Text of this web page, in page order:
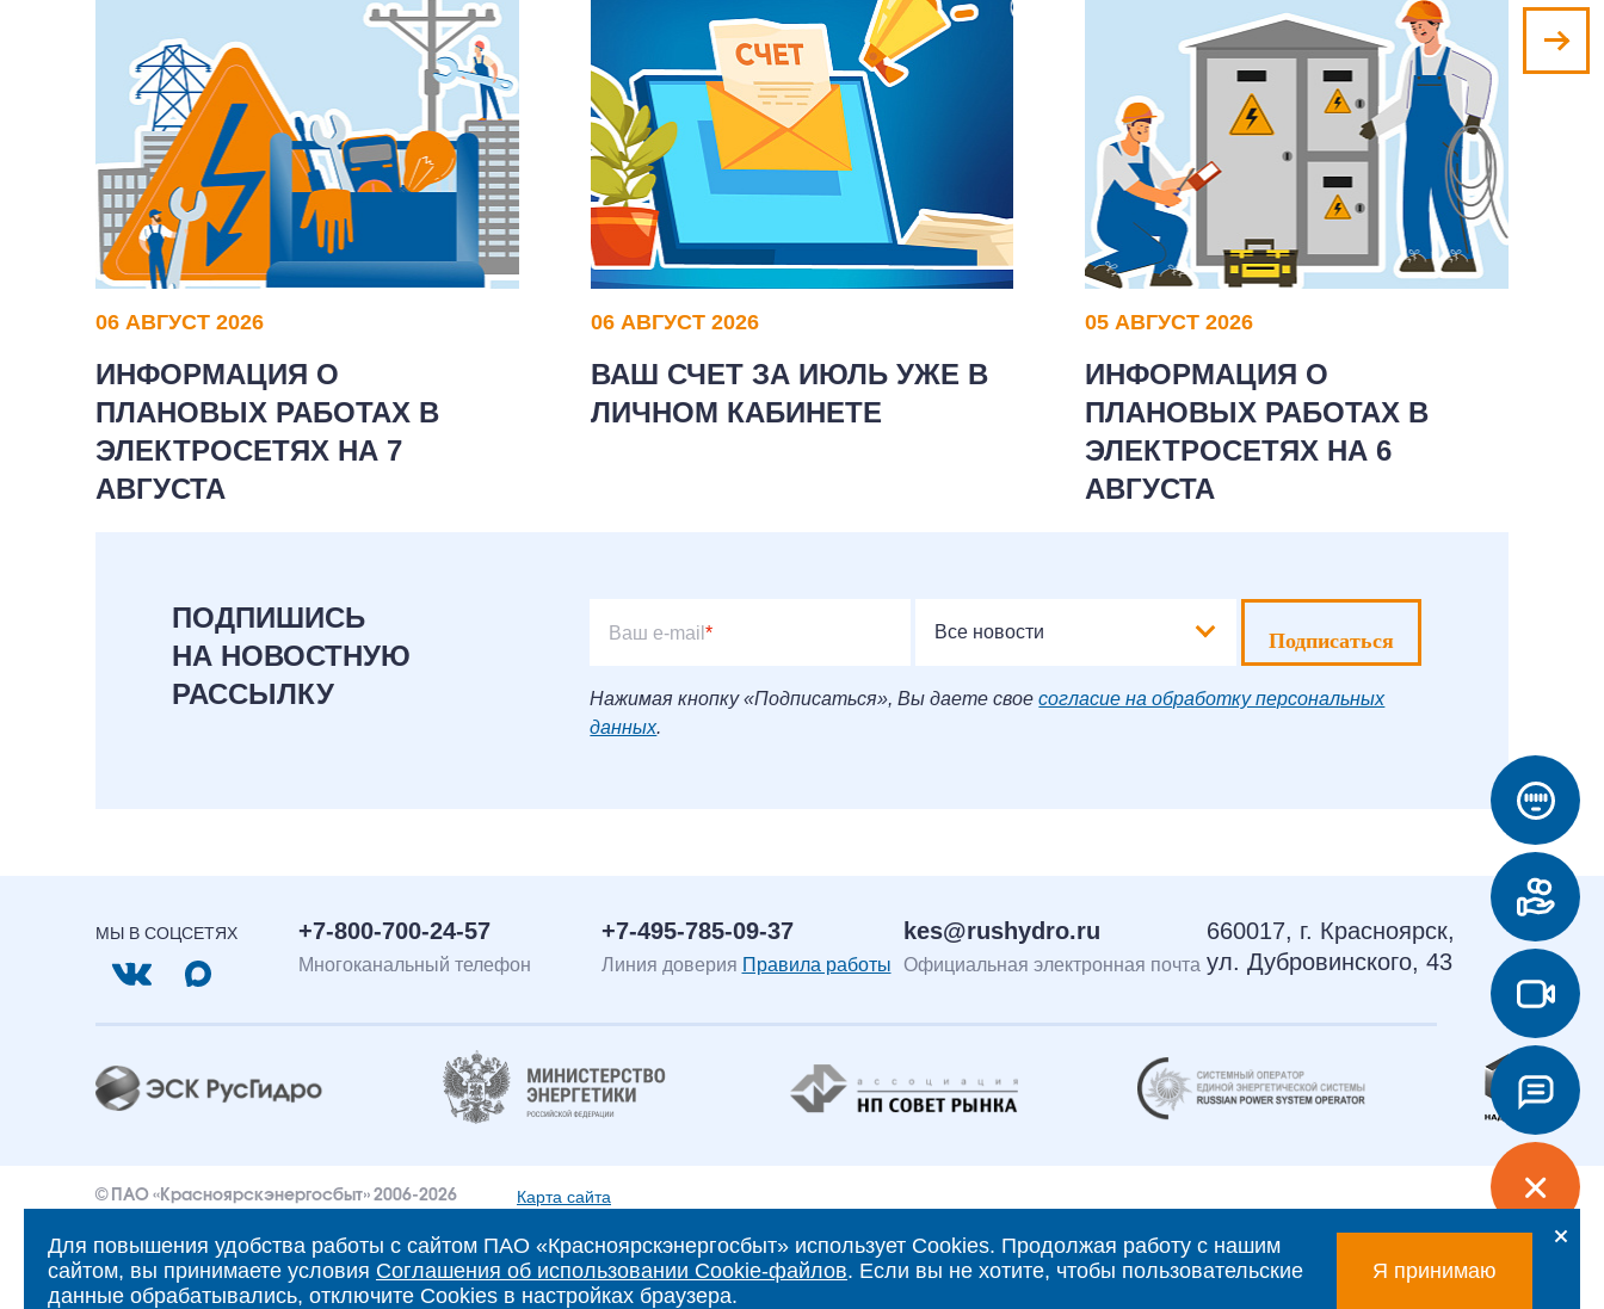
06 АВГУСТ 2026
ИНФОРМАЦИЯ О
ПЛАНОВЫХ РАБОТАХ В
ЭЛЕКТРОСЕТЯХ НА 7
АВГУСТА
06 АВГУСТ 2026
ВАШ СЧЕТ ЗА ИЮЛЬ УЖЕ В
ЛИЧНОМ КАБИНЕТЕ
05 АВГУСТ 2026
ИНФОРМАЦИЯ О
ПЛАНОВЫХ РАБОТАХ В
ЭЛЕКТРОСЕТЯХ НА 6
АВГУСТА
ПОДПИШИСЬ
НА НОВОСТНУЮ
РАССЫЛКУ
Ваш e-mail* Все новости Подписаться
Нажимая кнопку «Подписаться», Вы даете своесогласие на обработку персональных
данных.
МЫ В СОЦСЕТЯХ +7-800-700-24-57
Многоканальный телефон
+7-495-785-09-37
Линия доверия Правила работы
kes@rushydro.ru
Официальная электронная почта
660017, г. Красноярск,
ул. Дубровинского, 43
© ПАО «Красноярскэнергосбыт» 2006-2026 Карта сайта
Уведомление об ответственности и праве интеллектуальной собственности
Политика ПАО «Красноярскэнергосбыт» в отношении обработки персональных данных
Для повышения удобства работы с сайтом ПАО «Красноярскэнергосбыт» использует Cookies. Продолжая работу с нашим
сайтом, вы принимаете условия Соглашения об использовании Cookie-файлов. Если вы не хотите, чтобы пользовательские
данные обрабатывались, отключите Cookies в настройках браузера.
Я принимаю